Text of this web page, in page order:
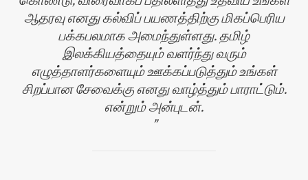
ஆதரவு எனது கல்விப் பயணத்திற்கு மிகப்பெரிய
பக்கபலமாக அமைந்துள்ளது. தமிழ்
இலக்கியத்தையும் வளர்ந்து வரும்
எழுத்தாளர்களையும் ஊக்கப்படுத்தும் உங்கள்
சிறப்பான சேவைக்கு எனது வாழ்த்தும் பாராட்டும்.
என்றும் அன்புடன்.